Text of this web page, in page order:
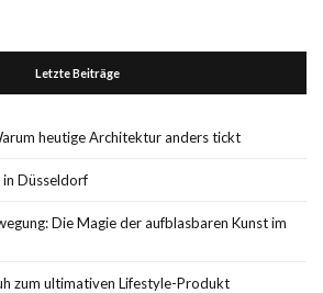
Letzte Beiträge
heutige Architektur anders tickt
in Düsseldorf
Die Magie der aufblasbaren Kunst im
zum ultimativen Lifestyle-Produkt